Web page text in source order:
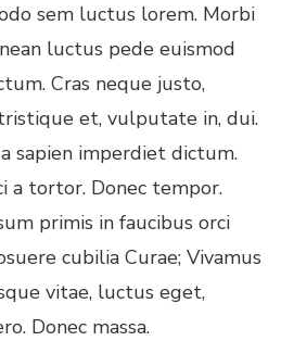
sem luctus lorem. Morbi
luctus pede euismod
Cras neque justo,
et, vulputate in, dui.
sapien imperdiet dictum.
a tortor. Donec tempor.
primis in faucibus orci
cubilia Curae; Vivamus
vitae, luctus eget,
Donec massa.